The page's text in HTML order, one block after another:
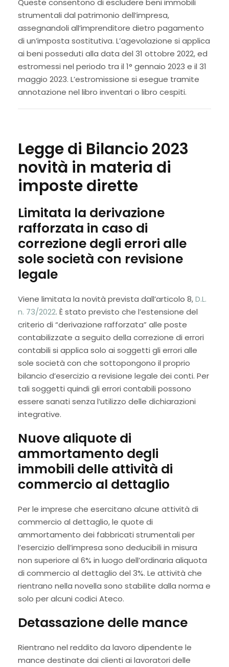
Queste consentono di escludere beni immobili
strumentali dal patrimonio dell’impresa,
assegnandoli all’imprenditore dietro pagamento
di un’imposta sostitutiva. L’agevolazione si applica
ai beni posseduti alla data del 31 ottobre 2022, ed
estromessi nel periodo tra il 1° gennaio 2023 e il 31
maggio 2023. L’estromissione si esegue tramite
annotazione nel libro inventari o libro cespiti.
Legge di Bilancio 2023
novità in materia di
imposte dirette
Limitata la derivazione
rafforzata in caso di
correzione degli errori alle
sole società con revisione
legale
Viene limitata la novità prevista dall’articolo 8,D.L.
n. 73/2022. È stato previsto che l’estensione del
criterio di “derivazione rafforzata” alle poste
contabilizzate a seguito della correzione di errori
contabili si applica solo ai soggetti gli errori alle
sole società con che sottopongono il proprio
bilancio d’esercizio a revisione legale dei conti. Per
tali soggetti quindi gli errori contabili possono
essere sanati senza l’utilizzo delle dichiarazioni
integrative.
Nuove aliquote di
ammortamento degli
immobili delle attività di
commercio al dettaglio
Per le imprese che esercitano alcune attività di
commercio al dettaglio, le quote di
ammortamento dei fabbricati strumentali per
l’esercizio dell’impresa sono deducibili in misura
non superiore al 6% in luogo dell’ordinaria aliquota
di commercio al dettaglio del 3%. Le attività che
rientrano nella novella sono stabilite dalla norma e
solo per alcuni codici Ateco.
Detassazione delle mance
Rientrano nel reddito da lavoro dipendente le
mance destinate dai clienti ai lavoratori delle